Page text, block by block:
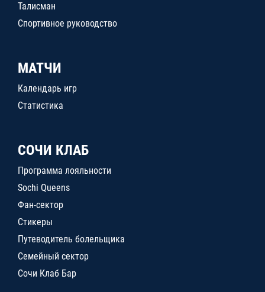
Талисман
Спортивное руководство
МАТЧИ
Календарь игр
Статистика
СОЧИ КЛАБ
Программа лояльности
Sochi Queens
Фан-сектор
Стикеры
Путеводитель болельщика
Семейный сектор
Сочи Клаб Бар